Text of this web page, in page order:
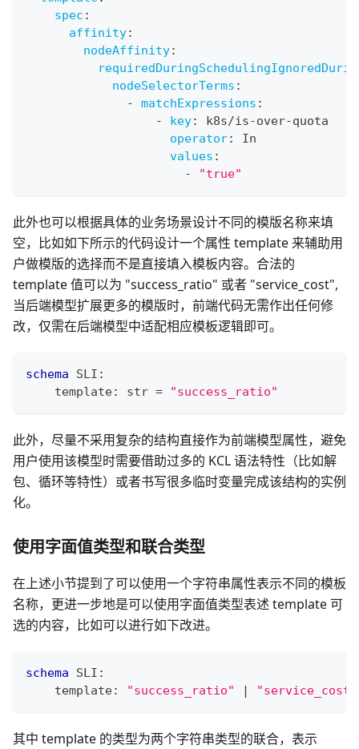
spec :
affinity:
nodeAffinity:
nodeSelectorTerms :
-
matchExpressions :
-
key: k8s/is-over-quota
operator:
In
values :
-
"true"
此外也可以根据具体的业务场景设计不同的模版名称来填
空，比如如下所示的代码设计一个属性 template 来辅助用
户做模版的选择而不是直接填入模板内容。合法的
template 值可以为 "success_ratio" 或者 "service_cost",
当后端模型扩展更多的模版时，前端代码无需作出任何修
改，仅需在后端模型中适配相应模板逻辑即可。
schema SLI :
    template
: str = "success_ratio"
此外，尽量不采用复杂的结构直接作为前端模型属性，避免
用户使用该模型时需要借助过多的 KCL 语法特性（比如解
包、循环等特性）或者书写很多临时变量完成该结构的实例
化。
使用字面值类型和联合类型
在上述小节提到了可以使用一个字符串属性表示不同的模板
名称，更进一步地是可以使用字面值类型表述 template 可
选的内容，比如可以进行如下改进。
schema SLI :
    template
: "success_ratio" "service_cost"
其中 template 的类型为两个字符串类型的联合，表示